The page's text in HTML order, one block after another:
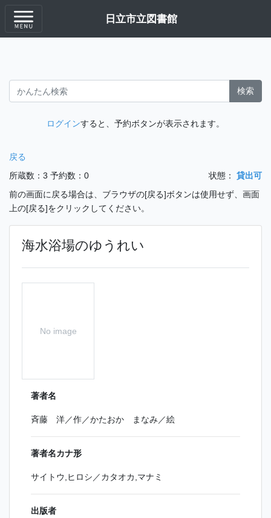
日立市立図書館
検索
ログインすると、予約ボタンが表示されます。
戻る
所蔵数：3 予約数：0 状態：
貸出可
前の画面に戻る場合は、ブラウザの[戻る]ボタンは使用せず、画面
上の[戻る]をクリックしてください。
海水浴場のゆうれい
No image
著者名
斉藤 洋／作／かたおか まなみ／絵
著者名カナ形
サイトウ,ヒロシ／カタオカ,マナミ
出版者